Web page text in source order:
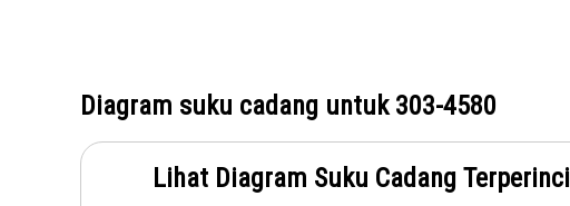
Diagram suku cadang untuk303-4580
Lihat Diagram Suku Cadang Terperinci